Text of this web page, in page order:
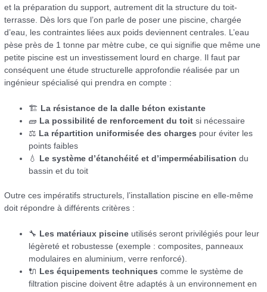
et la préparation du support, autrement dit la structure du toit-
terrasse. Dès lors que l’on parle de poser une piscine, chargée
d’eau, les contraintes liées aux poids deviennent centrales. L’eau
pèse près de 1 tonne par mètre cube, ce qui signifie que même une
petite piscine est un investissement lourd en charge. Il faut par
conséquent une étude structurelle approfondie réalisée par un
ingénieur spécialisé qui prendra en compte :
🏗 La résistance de la dalle béton existante
🧱 La possibilité de renforcement du toit si nécessaire
⚖ La répartition uniformisée des charges pour éviter les
points faibles
💧
Le système d’étanchéité et d’imperméabilisation du
bassin et du toit
Outre ces impératifs structurels, l’installation piscine en elle-même
doit répondre à différents critères :
🔧 Les matériaux piscine utilisés seront privilégiés pour leur
légèreté et robustesse (exemple : composites, panneaux
modulaires en aluminium, verre renforcé).
🔌 Les équipements techniques comme le système de
filtration piscine doivent être adaptés à un environnement en